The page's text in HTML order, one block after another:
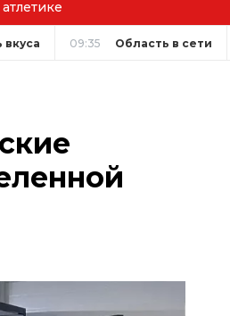
вкуса 09:35 Область в сети